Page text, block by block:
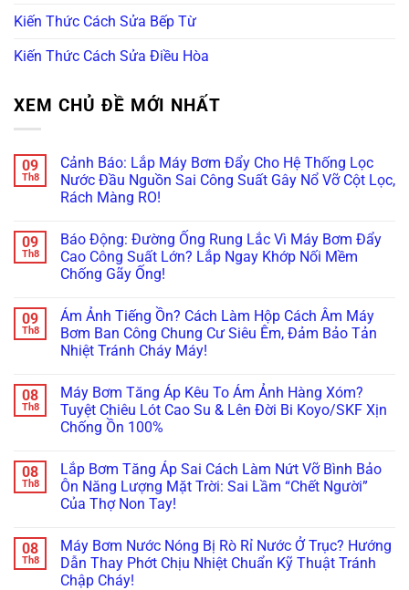
Kiến Thức Cách Sửa Bếp Từ
Kiến Thức Cách Sửa Điều Hòa
XEM CHỦ ĐỀ MỚI NHẤT
09
Th8
Cảnh Báo: Lắp Máy Bơm Đẩy Cho Hệ Thống Lọc
Nước Đầu Nguồn Sai Công Suất Gây Nổ Vỡ Cột Lọc,
Rách Màng RO!
bình
luận
ở
Cảnh
Máy
Bơm
Đẩy
Cho
Hệ
Nước
Đầu
Nguồn
Sai
Gây
Nổ
Vỡ
Cột
Lọc,
RO!
09
Th8
Báo Động: Đường Ống Rung Lắc Vì Máy Bơm Đẩy
Cao Công Suất Lớn? Lắp Ngay Khớp Nối Mềm
Chống Gãy Ống!
có
bình
luận
ở
Báo
Ống
Rung
Lắc
Vì
Máy
Cao
Công
Suất
Lớn?
Khớp
Nối
Mềm
Chống
09
Th8
Ám Ảnh Tiếng Ồn? Cách Làm Hộp Cách Âm Máy
Bơm Ban Công Chung Cư Siêu Êm, Đảm Bảo Tản
Nhiệt Tránh Cháy Máy!
bình
luận
Ám
Ồn?
Cách
Làm
Hộp
Cách
Bơm
Ban
Công
Chung
08
Th8
Máy Bơm Tăng Áp Kêu To Ám Ảnh Hàng Xóm?
Tuyệt Chiêu Lót Cao Su & Lên Đời Bi Koyo/SKF Xịn
Chống Ồn 100%
bình
luận
ở
Máy
Áp
Kêu
To
Ám
Ảnh
08
Th8
Lắp Bơm Tăng Áp Sai Cách Làm Nứt Vỡ Bình Bảo
Ôn Năng Lượng Mặt Trời: Sai Lầm “Chết Người”
Của Thợ Non Tay!
bình
luận
ở
Lắp
08
Th8
Máy Bơm Nước Nóng Bị Rò Rỉ Nước Ở Trục? Hướng
Dẫn Thay Phớt Chịu Nhiệt Chuẩn Kỹ Thuật Tránh
Chập Cháy!